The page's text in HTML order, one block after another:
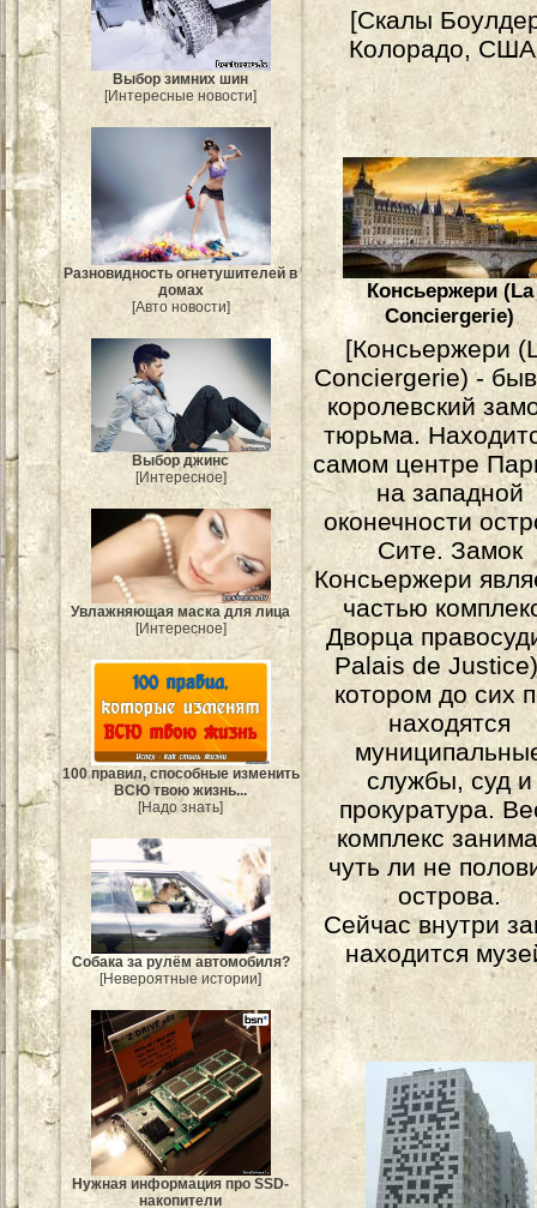
Выбор зимних шин
[Интересные новости]
Разновидность огнетушителей в
домах
[Авто новости]
Выбор джинс
[Интересное]
Увлажняющая маска для лица
[Интересное]
100 правил, способные изменить
ВСЮ твою жизнь...
[Надо знать]
Собака за рулём автомобиля?
[Невероятные истории]
Нужная информация про SSD-
накопители
[Скалы
Колорадо,
Консьержери (La
Conciergerie)
[Консьержери
Conciergerie) -
королевский
тюрьма.
самом центре
на западной
оконечности
Сите. Замок
Консьержери
частью
Дворца
Palais de
котором до сих
находятся
службы, суд и
прокуратура.
комплекс
чуть ли не
острова.
Сейчас внутри
находится